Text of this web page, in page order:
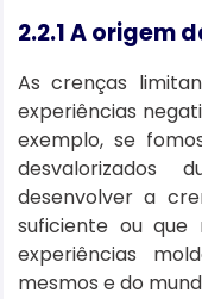
2.2.1 A origem
As crenças
experiências
exemplo, se
desvalorizados
desenvolver a
suficiente ou que
experiências
mesmos e do